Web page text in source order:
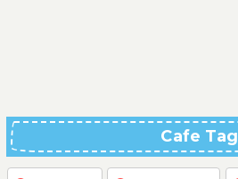
Cafe Tag